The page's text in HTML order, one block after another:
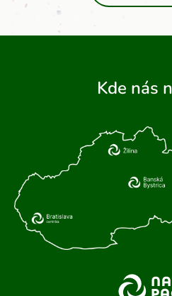
Kde nás